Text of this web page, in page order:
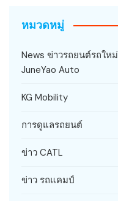
หมวดหมู่
News ข่าวรถยนต์รถใหม่
JuneYao Auto
KG Mobility
การดูแลรถยนต์
ข่าว CATL
ข่าว รถแคมป์